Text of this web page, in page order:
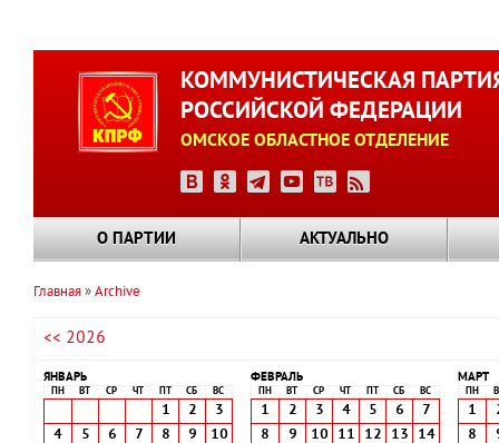
КОММУНИСТИЧЕСКАЯ
РОССИЙСКОЙ ФЕДЕРАЦИИ
ОМСКОЕ ОБЛАСТНОЕ ОТДЕЛЕНИЕ
О ПАРТИИ АКТУАЛЬНО
навигации
Главная Archive
<< 2026
ЯНВАРЬ
ПН ВТ СР ЧТ СБ ВС
1 2
3
4
5 6 7 8 9
10
ФЕВРАЛЬ
ПН ВТ СР ЧТ СБ ВС
1 2 3 4 5 6
7
8
9 10 11 12 13
14
МАРТ
ПН
1
8